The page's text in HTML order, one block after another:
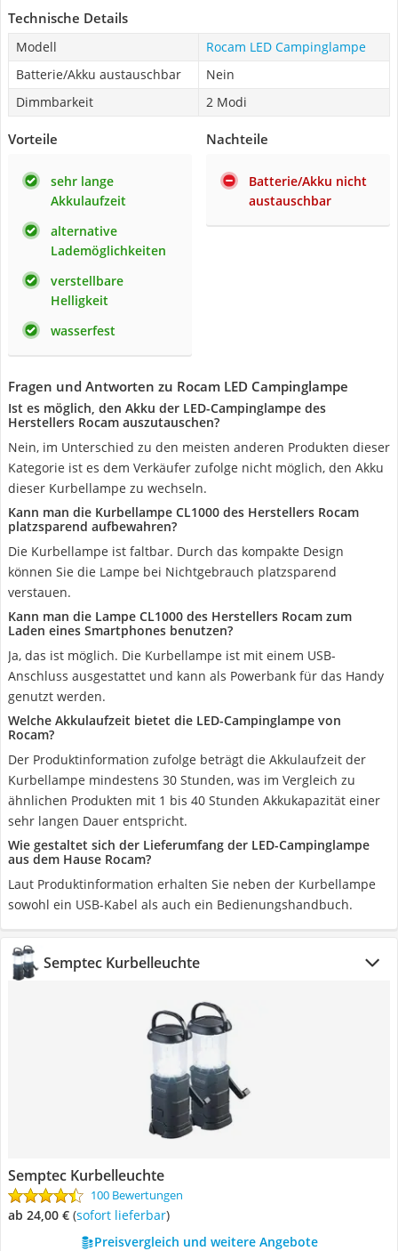
Technische Details
Modell
Rocam LED Campinglampe
Batterie/Akku austauschbar
Nein
Dimmbarkeit
2 Modi
Vorteile
sehr lange
Akkulaufzeit
alternative
Lademöglichkeiten
verstellbare
Helligkeit
wasserfest
Nachteile
Batterie/Akku nicht
austauschbar
Fragen und Antworten zu Rocam LED Campinglampe
Ist es möglich, den Akku der LED-Campinglampe des
Herstellers Rocam auszutauschen?
Nein, im Unterschied zu den meisten anderen Produkten dieser
Kategorie ist es dem Verkäufer zufolge nicht möglich, den Akku
dieser Kurbellampe zu wechseln.
Kann man die Kurbellampe CL1000 des Herstellers Rocam
platzsparend aufbewahren?
Die Kurbellampe ist faltbar. Durch das kompakte Design
können Sie die Lampe bei Nichtgebrauch platzsparend
verstauen.
Kann man die Lampe CL1000 des Herstellers Rocam zum
Laden eines Smartphones benutzen?
Ja, das ist möglich. Die Kurbellampe ist mit einem USB-
Anschluss ausgestattet und kann als Powerbank für das Handy
genutzt werden.
Welche Akkulaufzeit bietet die LED-Campinglampe von
Rocam?
Der Produktinformation zufolge beträgt die Akkulaufzeit der
Kurbellampe mindestens 30 Stunden, was im Vergleich zu
ähnlichen Produkten mit 1 bis 40 Stunden Akkukapazität einer
sehr langen Dauer entspricht.
Wie gestaltet sich der Lieferumfang der LED-Campinglampe
aus dem Hause Rocam?
Laut Produktinformation erhalten Sie neben der Kurbellampe
sowohl ein USB-Kabel als auch ein Bedienungshandbuch.
Semptec Kurbelleuchte
Semptec Kurbelleuchte
100 Bewertungen
ab 24,00 € ( Sofort lieferbar)
Preisvergleich und weitere Angebote